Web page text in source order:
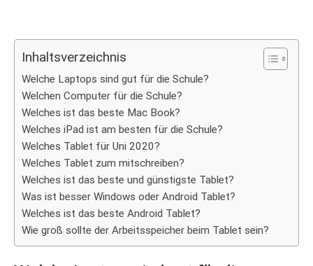
Inhaltsverzeichnis
Welche Laptops sind gut für die Schule?
Welchen Computer für die Schule?
Welches ist das beste Mac Book?
Welches iPad ist am besten für die Schule?
Welches Tablet für Uni 2020?
Welches Tablet zum mitschreiben?
Welches ist das beste und günstigste Tablet?
Was ist besser Windows oder Android Tablet?
Welches ist das beste Android Tablet?
Wie groß sollte der Arbeitsspeicher beim Tablet sein?